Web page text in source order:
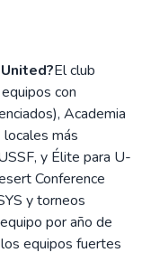
El club
con
Academia
más
y Élite para U-
Conference
y torneos
por año de
equipos fuertes